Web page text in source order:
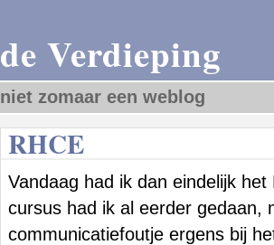
de Verdieping
niet zomaar een weblog
RHCE
Vandaag had ik dan eindelijk
cursus had ik al eerder gedaan,
communicatiefoutje ergens bij